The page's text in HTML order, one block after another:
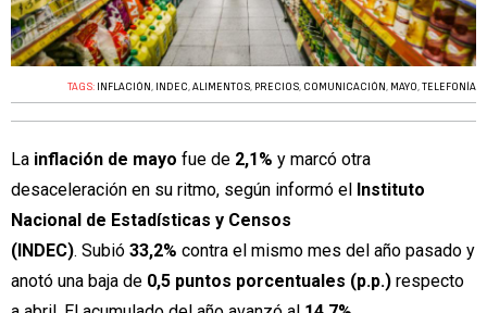
TAGS: INFLACIÓN, INDEC,ALIMENTOS, PRECIOS, COMUNICACIÓN, MAYO,TELEFONÍA
La inflación de mayo fue de 2,1% y marcó otra
desaceleración en su ritmo, según informó el
Instituto
Nacional de Estadísticas y Censos
(INDEC). Subió 33,2% contra el mismo mes del año pasado y
anotó una baja de 0,5 puntos porcentuales (p.p.) respecto